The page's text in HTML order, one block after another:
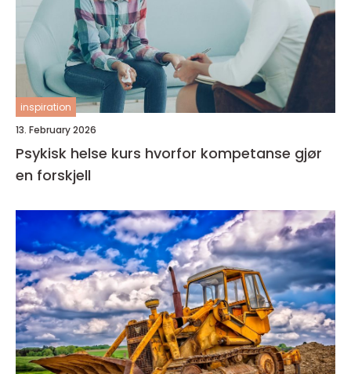
inspiration
13. February 2026
Psykisk helse kurs hvorfor kompetanse gjør
en forskjell